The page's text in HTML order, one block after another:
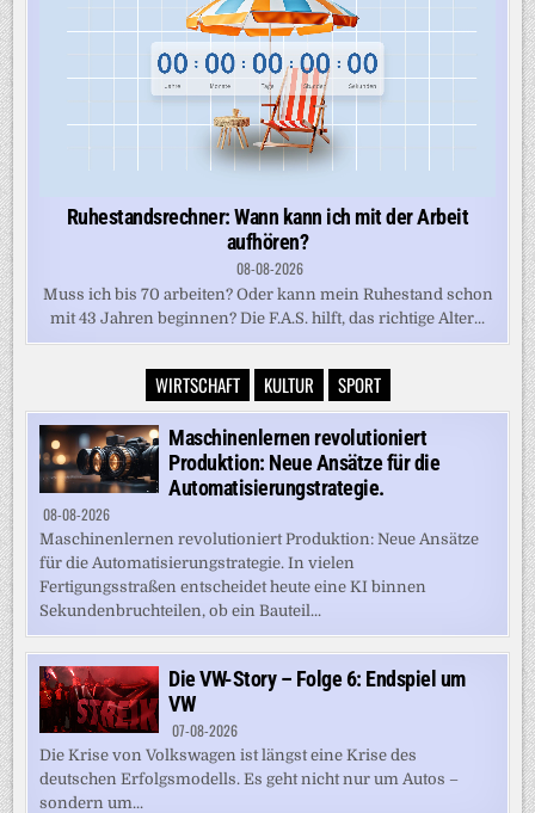
Ruhestandsrechner: Wann kann ich mit der Arbeit
aufhören?
08-08-2026
Muss ich bis 70 arbeiten? Oder kann mein Ruhestand schon
mit 43 Jahren beginnen? Die F.A.S. hilft, das richtige Alter...
WIRTSCHAFT KULTUR SPORT
Maschinenlernen revolutioniert
Produktion: Neue Ansätze für die
Automatisierungstrategie.
08-08-2026
Maschinenlernen revolutioniert Produktion: Neue Ansätze
für die Automatisierungstrategie. In vielen
Fertigungsstraßen entscheidet heute eine KI binnen
Sekundenbruchteilen, ob ein Bauteil...
Die VW-Story – Folge 6: Endspiel um
VW
07-08-2026
Die Krise von Volkswagen ist längst eine Krise des
deutschen Erfolgsmodells. Es geht nicht nur um Autos –
sondern um...